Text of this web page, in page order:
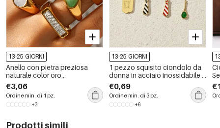
13-25 GIORNI
Anello con pietra preziosa
naturale color oro
impermeabile in acciaio
inossidabile a forma di cuore
€3,06
Ordine min. di 1 pz.
+3
13-25 GIORNI
1 pezzo squisito ciondolo da
donna in acciaio inossidabile a
forma di trifoglio, impermeabile,
color oro
€0,69
Ordine min. di 3 pz.
+6
Prodotti simili